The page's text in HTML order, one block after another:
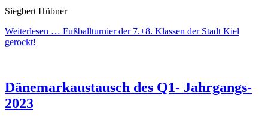
Siegbert Hübner
Weiterlesen … Fußballturnier der 7.+8. Klassen der Stadt Kiel
gerockt!
Dänemarkaustausch des Q1- Jahrgangs-
2023